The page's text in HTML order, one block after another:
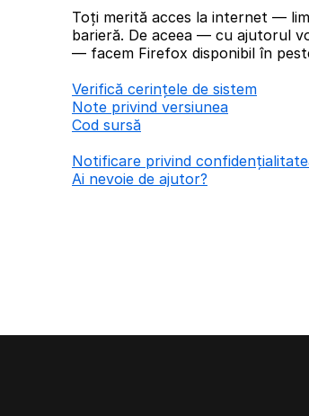
Toți merită acces la internet —
barieră. De aceea — cu ajutorul
— facem Firefox disponibil în
Verifică cerințele de sistem
Note privind versiunea
Cod sursă
Notificare privind
Ai nevoie de ajutor?